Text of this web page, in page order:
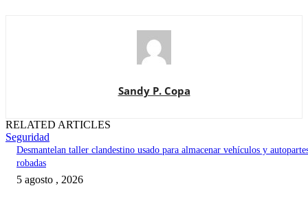
Sandy P. Copa
RELATED ARTICLES
Seguridad
Desmantelan taller clandestino usado para almacenar vehículos y
robadas
5 agosto , 2026